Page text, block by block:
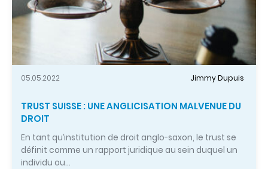
05.05.2022 Jimmy Dupuis
TRUST SUISSE : UNE ANGLICISATION MALVENUE DU
DROIT
En tant qu’institution de droit anglo-saxon, le trust se
définit comme un rapport juridique au sein duquel un
individu ou…